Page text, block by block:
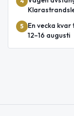
5
En vecka
12–16 augusti